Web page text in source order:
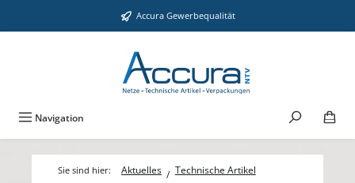
Zum Hauptinhalt springen Accura Gewerbequalität
Navigation
Aktuelles
Technische Artikel